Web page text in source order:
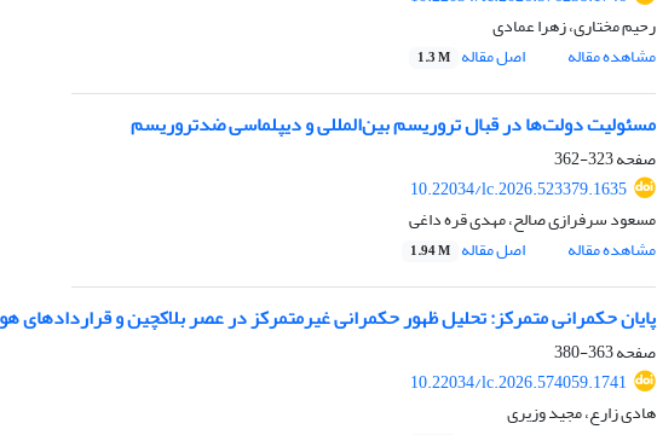
رحیم مختاری، زهرا عمادی
مشاهده مقاله
اصل مقاله 1.3 M
مسئولیت دولت‌ها در قبال تروریسم بین‌المللی و دیپلماسی ضدتروریسم
صفحه323-362
10.22034/lc.2026.523379.1635
مسعود سرفرازی صالح، مهدی قره داغی
مشاهده مقاله
اصل مقاله 1.94 M
پایان حکمرانی متمرکز: تحلیل ظهور حکمرانی غیرمتمرکز در عصر بلاکچین و قراردادهای
صفحه363-380
10.22034/lc.2026.574059.1741
هادی زارع، مجید وزیری